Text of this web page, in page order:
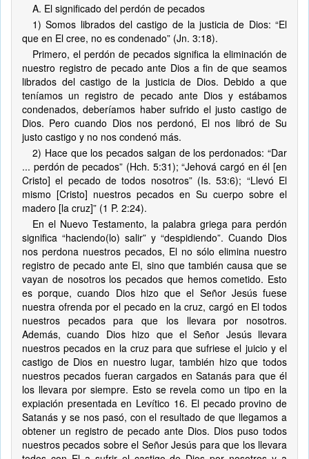
A. El significado del perdón de pecados
1) Somos librados del castigo de la justicia de Dios: “El
que en El cree, no es condenado” (Jn. 3:18).
Primero, el perdón de pecados significa la eliminación de
nuestro registro de pecado ante Dios a fin de que seamos
librados del castigo de la justicia de Dios. Debido a que
teníamos un registro de pecado ante Dios y estábamos
condenados, deberíamos haber sufrido el justo castigo de
Dios. Pero cuando Dios nos perdonó, El nos libró de Su
justo castigo y no nos condenó más.
2) Hace que los pecados salgan de los perdonados: “Dar
... perdón de pecados” (Hch. 5:31); “Jehová cargó en él [en
Cristo] el pecado de todos nosotros” (Is. 53:6); “Llevó El
mismo [Cristo] nuestros pecados en Su cuerpo sobre el
madero [la cruz]” (1 P. 2:24).
En el Nuevo Testamento, la palabra griega para perdón
significa “haciendo(lo) salir” y “despidiendo”. Cuando Dios
nos perdona nuestros pecados, El no sólo elimina nuestro
registro de pecado ante El, sino que también causa que se
vayan de nosotros los pecados que hemos cometido. Esto
es porque, cuando Dios hizo que el Señor Jesús fuese
nuestra ofrenda por el pecado en la cruz, cargó en El todos
nuestros pecados para que los llevara por nosotros.
Además, cuando Dios hizo que el Señor Jesús llevara
nuestros pecados en la cruz para que sufriese el juicio y el
castigo de Dios en nuestro lugar, también hizo que todos
nuestros pecados fueran cargados en Satanás para que él
los llevara por siempre. Esto se revela como un tipo en la
expiación presentada en Levítico 16. El pecado provino de
Satanás y se nos pasó, con el resultado de que llegamos a
obtener un registro de pecado ante Dios. Dios puso todos
nuestros pecados sobre el Señor Jesús para que los llevara